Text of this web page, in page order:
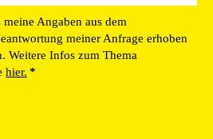
Angaben aus dem
meiner Anfrage erhoben
Weitere Infos zum Thema
hier. *